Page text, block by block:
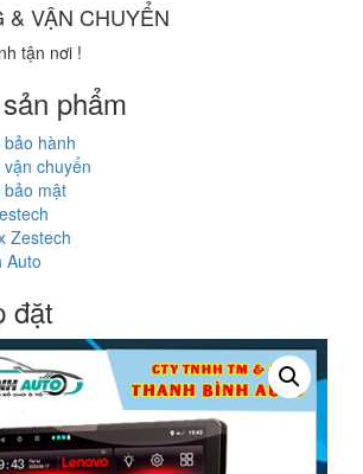
& VẬN CHUYỂN
tận nơi !
phẩm
hành
chuyển
mật
Zestech
Auto
đặt